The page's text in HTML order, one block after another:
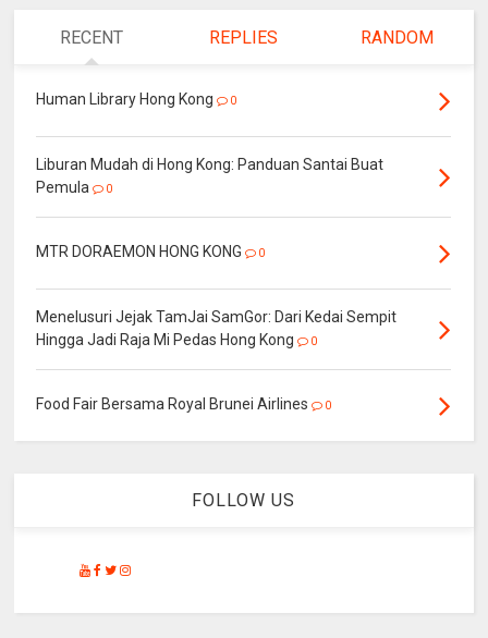
RECENT REPLIES RANDOM
Human Library Hong Kong 0
Liburan Mudah di Hong Kong: Panduan Santai Buat
Pemula
0
MTR DORAEMON HONG KONG 0
Menelusuri Jejak TamJai SamGor: Dari Kedai Sempit
Hingga Jadi Raja Mi Pedas Hong Kong
0
Food Fair Bersama Royal Brunei Airlines 0
FOLLOW US